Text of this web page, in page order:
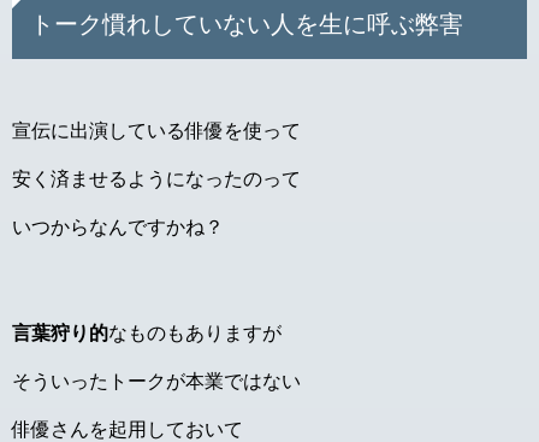
トーク慣れしていない人を生に呼ぶ弊害
宣伝に出演している俳優を使って
安く済ませるようになったのって
いつからなんですかね？
言葉狩り的なものもありますが
そういったトークが本業ではない
俳優さんを起用しておいて